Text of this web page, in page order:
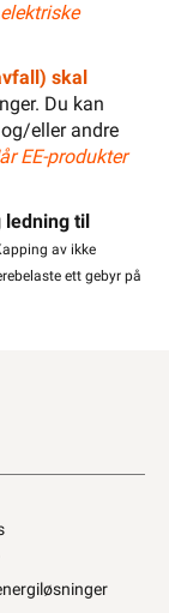
skal
Du kan
eller andre
EE-produkter
ledning til
av ikke
ett gebyr på